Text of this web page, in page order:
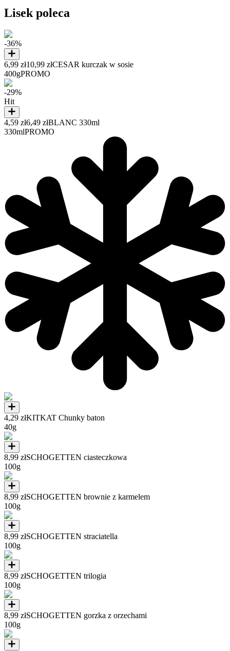
Lisek poleca
-36%
6,99 zł10,99 złCESAR kurczak w sosie
400gPROMO
-29%
Hit
4,59 zł6,49 złBLANC 330ml
330mlPROMO
4,29 złKITKAT Chunky baton
40g
8,99 złSCHOGETTEN ciasteczkowa
100g
8,99 złSCHOGETTEN brownie z karmelem
100g
8,99 złSCHOGETTEN straciatella
100g
8,99 złSCHOGETTEN trilogia
100g
8,99 złSCHOGETTEN gorzka z orzechami
100g